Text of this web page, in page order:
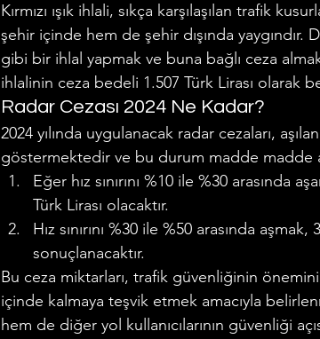
Kırmızı ışık ihlali, sıkça karşılaşılan trafik
şehir içinde hem de şehir dışında yaygındır.
gibi bir ihlal yapmak ve buna bağlı ceza almak
ihlalinin ceza bedeli 1.507 Türk Lirası olarak
Radar Cezası 2024 Ne Kadar?
2024 yılında uygulanacak radar cezaları,
göstermektedir ve bu durum madde madde
Eğer hız sınırını %10 ile %30 arasında
Türk Lirası olacaktır.
Hız sınırını %30 ile %50 arasında
sonuçlanacaktır.
Bu ceza miktarları, trafik güvenliğinin
içinde kalmaya teşvik etmek amacıyla
hem de diğer yol kullanıcılarının güvenliği